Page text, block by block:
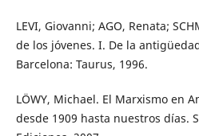
LEVI, Giovanni; AGO, Renata;
de los jóvenes. I. De la
Barcelona: Taurus, 1996.
LÖWY, Michael. El Marxismo en
desde 1909 hasta nuestros días.